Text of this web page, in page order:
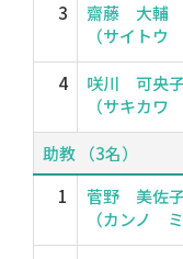
3
齋藤 大輔
（サイトウ
4
咲川 可央
（サキカワ
助教 （3名）
1
菅野 美佐
（カンノ ミ